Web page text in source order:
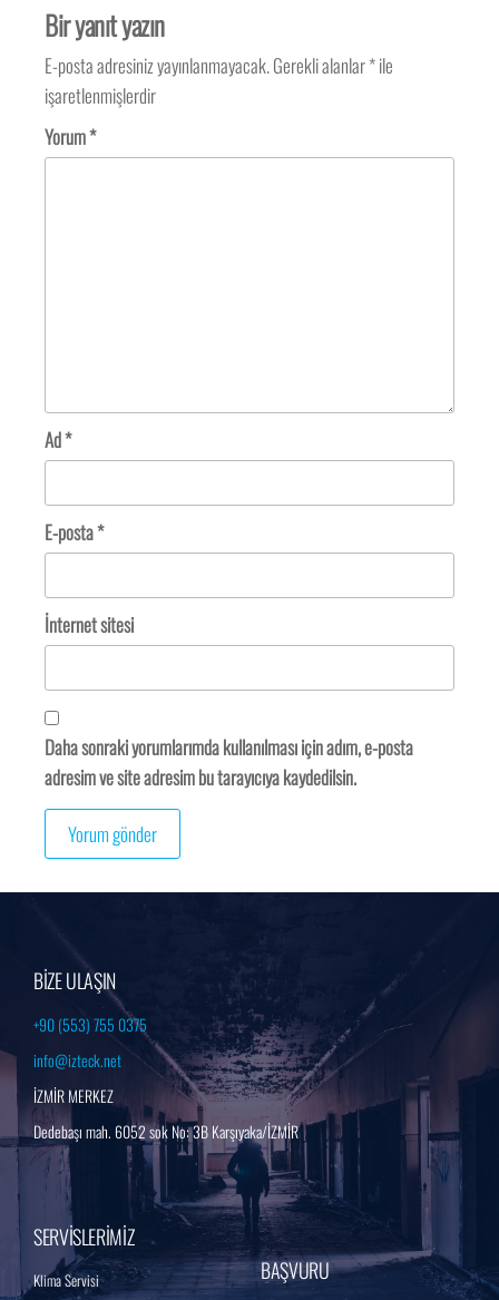
Bir yanıt yazın
E-posta adresiniz yayınlanmayacak.Gerekli alanlar*ile
işaretlenmişlerdir
Yorum*
Ad*
E-posta*
İnternet sitesi
Daha sonraki yorumlarımda kullanılması için adım, e-posta
adresim ve site adresim bu tarayıcıya kaydedilsin.
BİZE ULAŞIN
+90 (553) 755 0375
info@izteck.net
İZMİR MERKEZ
Dedebaşı mah. 6052 sok No: 3B Karşıyaka/İZMİR
SERVİSLERİMİZ
Klima Servisi
BAŞVURU